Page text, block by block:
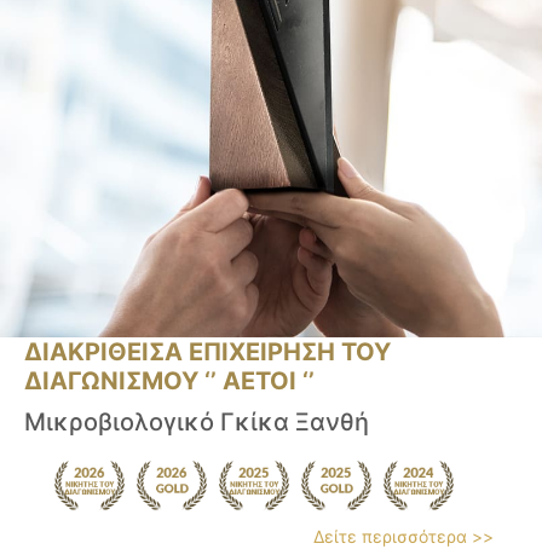
ΔΙΑΚΡΙΘΕΙΣΑ ΕΠΙΧΕΙΡΗΣΗ ΤΟΥ
ΔΙΑΓΩΝΙΣΜΟΥ ‘’ ΑΕΤΟΙ ‘’
Μικροβιολογικό Γκίκα Ξανθή
Δείτε περισσότερα >>